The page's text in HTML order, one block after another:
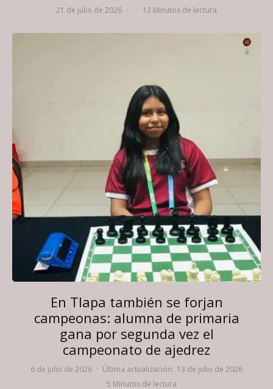
21 de julio de 2026 · · 12 Minutos de lectura
En Tlapa también se forjan
campeonas: alumna de primaria
gana por segunda vez el
campeonato de ajedrez
6 de julio de 2026 · Última actualización: 13 de julio de 2026
· 5 Minutos de lectura